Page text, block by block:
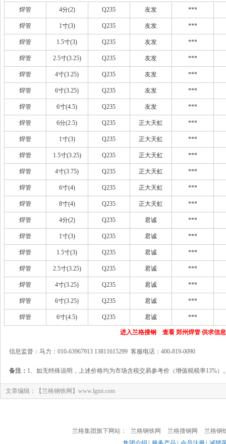
焊管 4分(2) Q235 友发 ***
焊管 1寸(3) Q235 友发 ***
焊管 1.5寸(3) Q235 友发 ***
焊管 2.5寸(3.25) Q235 友发 ***
焊管 4寸(3.25) Q235 友发 ***
焊管 6寸(3.25) Q235 友发 ***
焊管 6寸(4.5) Q235 友发 ***
焊管 6分(2.5) Q235 正大天虹 ***
焊管 1寸(3) Q235 正大天虹 ***
焊管 1.5寸(3.25) Q235 正大天虹 ***
焊管 4寸(3.75) Q235 正大天虹 ***
焊管 6寸(4) Q235 正大天虹 ***
焊管 8寸(4) Q235 正大天虹 ***
焊管 4分(2) Q235 君诚 ***
焊管 1寸(3) Q235 君诚 ***
焊管 1.5寸(3) Q235 君诚 ***
焊管 2.5寸(3.25) Q235 君诚 ***
焊管 4寸(3.25) Q235 君诚 ***
焊管 6寸(3.25) Q235 君诚 ***
焊管 6寸(4.5) Q235 君诚 ***
进入兰格搜钢 查看 郑州焊管 供求信息
信息监督：马力：010-63967913 13811615299 客服电话：400-819-0090
备注： 1、如无特殊说明，上述价格均为市场含税交易参考价（增值税税率13%）
文章编辑：【兰格钢铁网】www.lgmi.com